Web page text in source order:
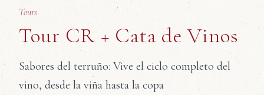
Tours
Tour CR + Cata de Vinos
Sabores del terruño: Vive el ciclo completo del
vino, desde la viña hasta la copa